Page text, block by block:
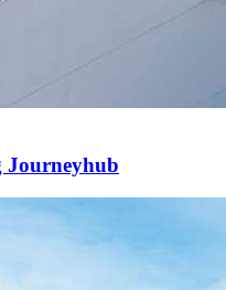
Journeyhub